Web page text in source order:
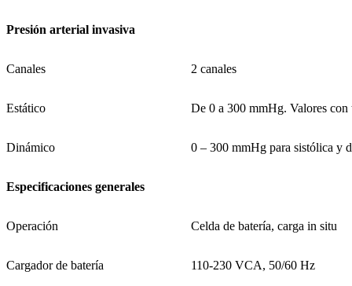
Presión arterial invasiva
Canales 2 canales
Estático De 0 a 300 mmHg. Valores con
Dinámico 0 – 300 mmHg para sistólica y
Especificaciones generales
Operación Celda de batería, carga in situ
Cargador de batería 110-230 VCA, 50/60 Hz